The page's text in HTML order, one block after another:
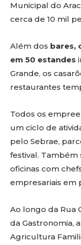
Municipal do
cerca de 10 mil
Além dos bares,
em 50 estandes
Grande, os
restaurantes
Todos os
um ciclo de
pelo Sebrae,
festival. Também
oficinas com
empresariais em
Ao longo da Rua
da Gastronomia,
Agricultura